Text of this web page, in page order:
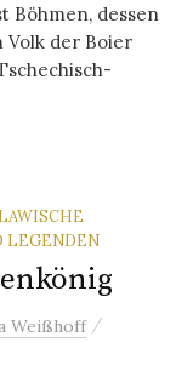
Böhmen, dessen
Volk der Boier
LEGENDEN
Weißhoff /